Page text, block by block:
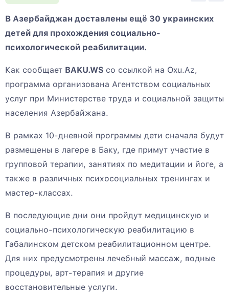
В Азербайджан доставлены ещё 30 украинских
детей для прохождения социально-
психологической реабилитации.
Как сообщает BAKU.WS со ссылкой на Oxu.Az,
программа организована Агентством социальных
услуг при Министерстве труда и социальной защиты
населения Азербайжана.
В рамках 10-дневной программы дети сначала будут
размещены в лагере в Баку, где примут участие в
групповой терапии, занятиях по медитации и йоге, а
также в различных психосоциальных тренингах и
мастер-классах.
В последующие дни они пройдут медицинскую и
социально-психологическую реабилитацию в
Габалинском детском реабилитационном центре.
Для них предусмотрены лечебный массаж, водные
процедуры, арт-терапия и другие
восстановительные услуги.